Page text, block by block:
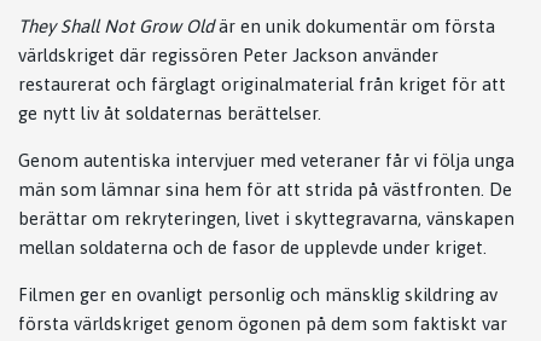
They Shall Not Grow Old är en unik dokumentär om första
världskriget där regissören Peter Jackson använder
restaurerat och färglagt originalmaterial från kriget för att
ge nytt liv åt soldaternas berättelser.
Genom autentiska intervjuer med veteraner får vi följa unga
män som lämnar sina hem för att strida på västfronten. De
berättar om rekryteringen, livet i skyttegravarna, vänskapen
mellan soldaterna och de fasor de upplevde under kriget.
Filmen ger en ovanligt personlig och mänsklig skildring av
första världskriget genom ögonen på dem som faktiskt var